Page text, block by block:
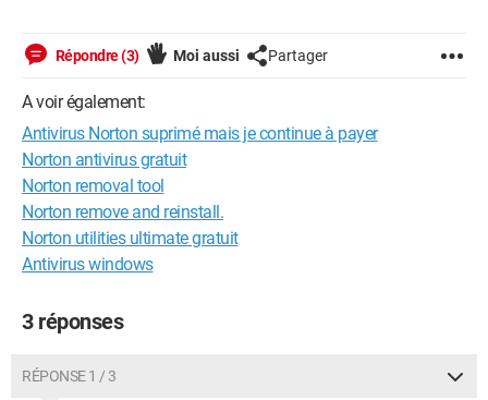
Répondre (3) Moi aussi Partager
A voir également:
Antivirus Norton suprimé mais je continue à payer
Norton antivirus gratuit
Norton removal tool
Norton remove and reinstall.
Norton utilities ultimate gratuit
Antivirus windows
3 réponses
RÉPONSE 1 / 3